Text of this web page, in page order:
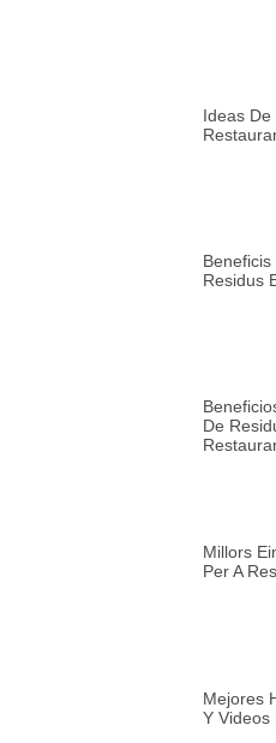
Ideas De
Beneficis
Residus
De
Millors
Per A
Mejores
Y Videos